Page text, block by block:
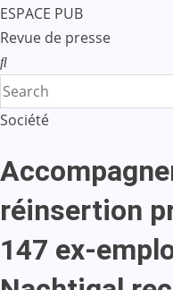
ESPACE PUB
Revue de presse
Société
réinsertion
147 ex-